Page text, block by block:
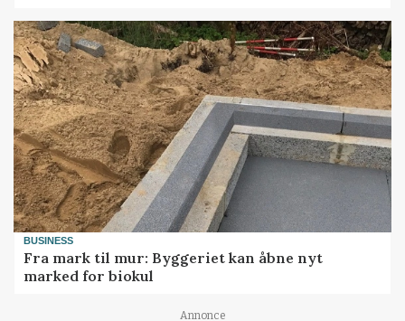
BUSINESS
Fra mark til mur: Byggeriet kan åbne nyt
marked for biokul
Annonce